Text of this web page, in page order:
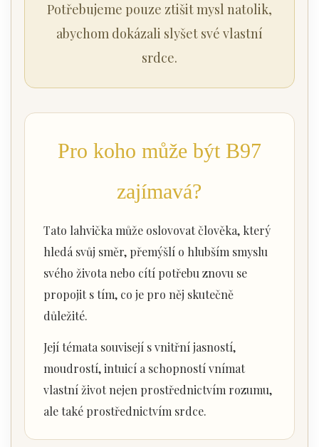
Potřebujeme pouze ztišit mysl natolik,
abychom dokázali slyšet své vlastní
srdce.
Pro koho může být B97
zajímavá?
Tato lahvička může oslovovat člověka, který
hledá svůj směr, přemýšlí o hlubším smyslu
svého života nebo cítí potřebu znovu se
propojit s tím, co je pro něj skutečně
důležité.
Její témata souvisejí s vnitřní jasností,
moudrostí, intuicí a schopností vnímat
vlastní život nejen prostřednictvím rozumu,
ale také prostřednictvím srdce.